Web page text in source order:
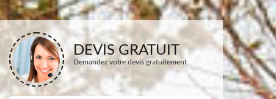
DEVIS GRATUIT
Demandez votre devis gratuitement